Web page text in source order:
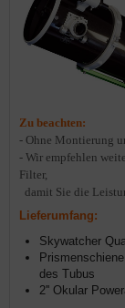
Zu beachten:
- Ohne Montierung
- Wir empfehlen
Filter,
damit Sie die
Lieferumfang:
Skywatcher
des Tubus
2'' Okular